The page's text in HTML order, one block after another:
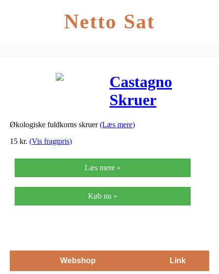
Netto Sat
Castagno
Skruer
Fuldkorn Ø –
Økologiske fuldkorns skruer(Læs mere)
15 kr. (Vis fragtpris)
Læs mere »
Køb nu »
Webshop Link